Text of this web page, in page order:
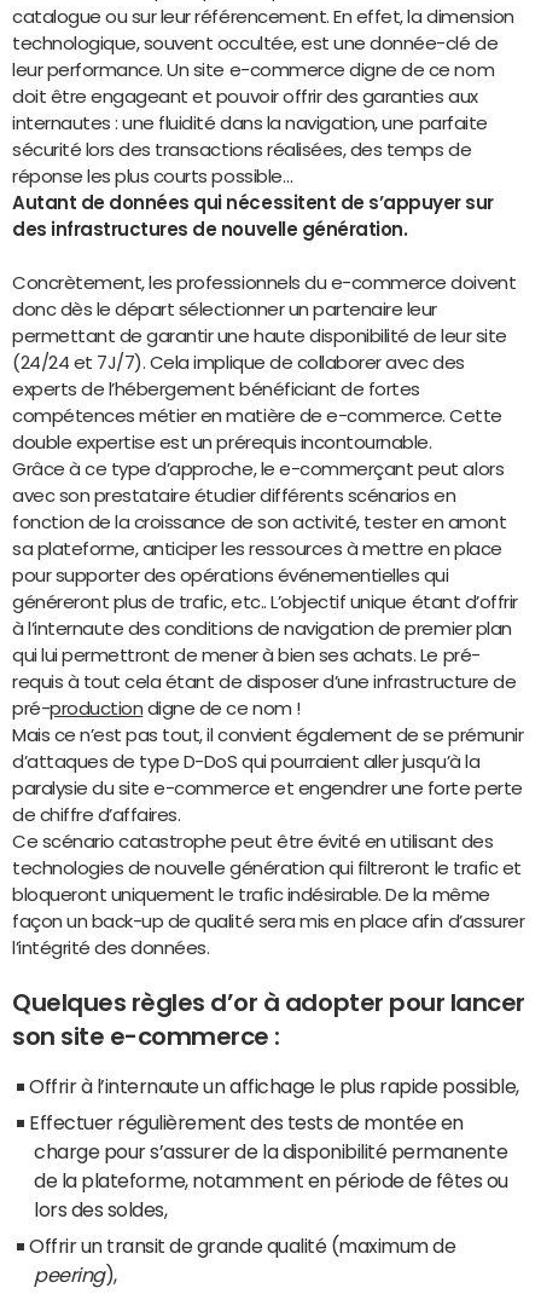
catalogue ou sur leur référencement. En effet, la dimension
technologique, souvent occultée, est une donnée-clé de
leur performance. Un site e-commerce digne de ce nom
doit être engageant et pouvoir offrir des garanties aux
internautes : une fluidité dans la navigation, une parfaite
sécurité lors des transactions réalisées, des temps de
réponse les plus courts possible…
Autant de données qui nécessitent de s’appuyer sur
des infrastructures de nouvelle génération.
Concrètement, les professionnels du e-commerce doivent
donc dès le départ sélectionner un partenaire leur
permettant de garantir une haute disponibilité de leur site
(24/24 et 7J/7). Cela implique de collaborer avec des
experts de l’hébergement bénéficiant de fortes
compétences métier en matière de e-commerce. Cette
double expertise est un prérequis incontournable.
Grâce à ce type d’approche, le e-commerçant peut alors
avec son prestataire étudier différents scénarios en
fonction de la croissance de son activité, tester en amont
sa plateforme, anticiper les ressources à mettre en place
pour supporter des opérations événementielles qui
généreront plus de trafic, etc.. L’objectif unique étant d’offrir
à l’internaute des conditions de navigation de premier plan
qui lui permettront de mener à bien ses achats. Le pré-
requis à tout cela étant de disposer d’une infrastructure de
pré-production digne de ce nom !
Mais ce n’est pas tout, il convient également de se prémunir
d’attaques de type D-DoS qui pourraient aller jusqu’à la
paralysie du site e-commerce et engendrer une forte perte
de chiffre d’affaires.
Ce scénario catastrophe peut être évité en utilisant des
technologies de nouvelle génération qui filtreront le trafic et
bloqueront uniquement le trafic indésirable. De la même
façon un back-up de qualité sera mis en place afin d’assurer
l’intégrité des données.
Quelques règles d’or à adopter pour lancer
son site e-commerce :
Offrir à l’internaute un affichage le plus rapide possible,
Effectuer régulièrement des tests de montée en
charge pour s’assurer de la disponibilité permanente
de la plateforme, notamment en période de fêtes ou
lors des soldes,
Offrir un transit de grande qualité (maximum de
peering),